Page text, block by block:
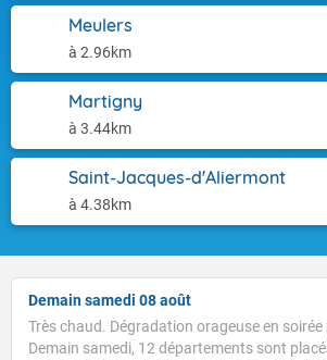
Meulers
à 2.96km
Martigny
à 3.44km
Saint-Jacques-d'Aliermont
à 4.38km
Demain samedi 08 août
Très chaud. Dégradation orageuse en soirée
Demain samedi, 12 départements sont